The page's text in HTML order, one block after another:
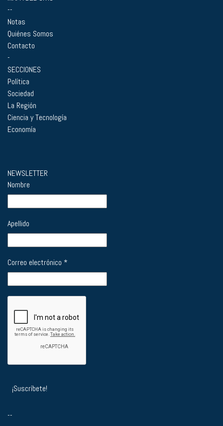
--
Notas
Quiénes Somos
Contacto
-
SECCIONES
Política
Sociedad
La Región
Ciencia y Tecnología
Economía
NEWSLETTER
Nombre
Apellido
Correo electrónico *
--